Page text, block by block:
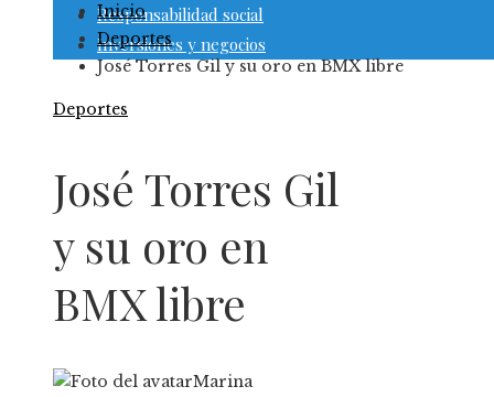
Responsabilidad social
Inversiones y negocios
Inicio
Deportes
José Torres Gil y su oro en BMX libre
Deportes
José Torres Gil
y su oro en
BMX libre
Marina